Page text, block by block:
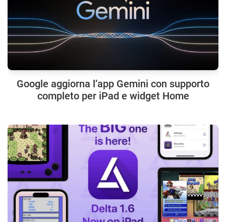
Google aggiorna l’app Gemini con supporto
completo per iPad e widget Home